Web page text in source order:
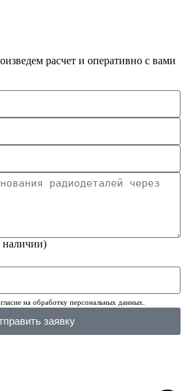
расчет и оперативно с вами
наличии)
на обработку персональных данных.
заявку